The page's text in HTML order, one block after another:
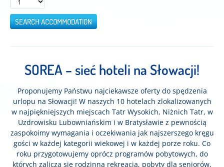
SEARCH ACCOMMODATION
SOREA – sieć hoteli na Słowacji!
Proponujemy Państwu najciekawsze oferty do spędzenia
urlopu na Słowacji! W naszych 10 hotelach zlokalizowanych
w najpiękniejszych miejscach Tatr Wysokich, Niżnich Tatr, w
Uzdrowisku Lubowniańskim i w Bratysławie z pewnością
zaspokoimy wymagania i oczekiwania jak najszerszego kręgu
gości w każdej kategorii wiekowej i w każdej porze roku. Co
roku przygotowujemy oprócz programów pobytowych, do
których zalicza się rodzinna rekreacja, pobyty dla seniorów,